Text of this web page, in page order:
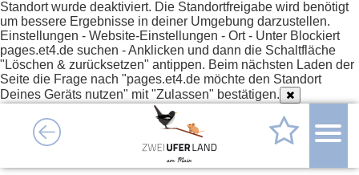
Standort wurde deaktiviert. Die Standortfreigabe wird benötigt
um bessere Ergebnisse in deiner Umgebung darzustellen.
Einstellungen - Website-Einstellungen - Ort - Unter Blockiert
pages.et4.de suchen - Anklicken und dann die Schaltfläche
"Löschen & zurücksetzen" antippen. Beim nächsten Laden der
Seite die Frage nach "pages.et4.de möchte den Standort
Deines Geräts nutzen" mit "Zulassen" bestätigen.